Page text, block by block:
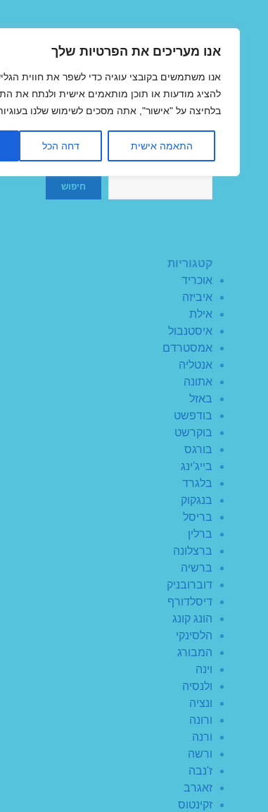
אנו מעריכים את הפרטיות שלך
אנו משתמשים בקובצי עוגיה כדי לשפר את חווית
להציג מודעות או תוכן מותאמים אישית ולנתח את
בלחיצה על "אישור", אתה מסכים לשימוש שלנו
התאמה אישית דחה הכל
MegaFlights טיסות מוזלות
חיפוש
חיפוש
קטגוריות
אוכריד
איביזה
אילת
איסטנבול
אמסטרדם
אנטליה
אתונה
באזל
בודפשט
בוקרשט
בורגס
בייג'ינג
בלגרד
בנגקוק
בריסל
ברלין
ברצלונה
ברשיה
דוברובניק
דיסלדורף
הונג קונג
הלסינקי
המבורג
וינה
ולנסיה
ונציה
ורונה
ורנה
ורשה
ז'נבה
זאגרב
זקינטוס